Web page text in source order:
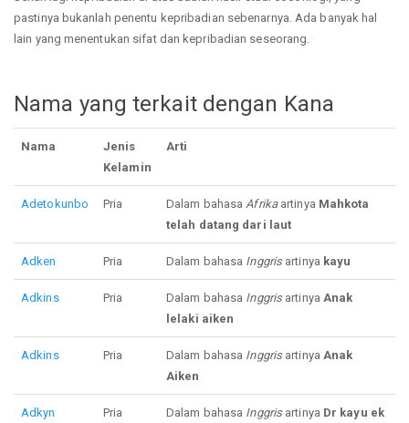
pastinya bukanlah penentu kepribadian sebenarnya. Ada banyak hal
lain yang menentukan sifat dan kepribadian seseorang.
Nama yang terkait dengan Kana
Nama
Jenis
Kelamin
Arti
Adetokunbo Pria Dalam bahasaAfrikaartinya Mahkota
telah datang dari laut
Adken Pria Dalam bahasa Inggrisartinya kayu
Adkins Pria Dalam bahasa Inggrisartinya Anak
lelaki aiken
Adkins Pria Dalam bahasa Inggrisartinya Anak
Aiken
Adkyn Pria Dalam bahasa Inggrisartinya Dr kayu ek